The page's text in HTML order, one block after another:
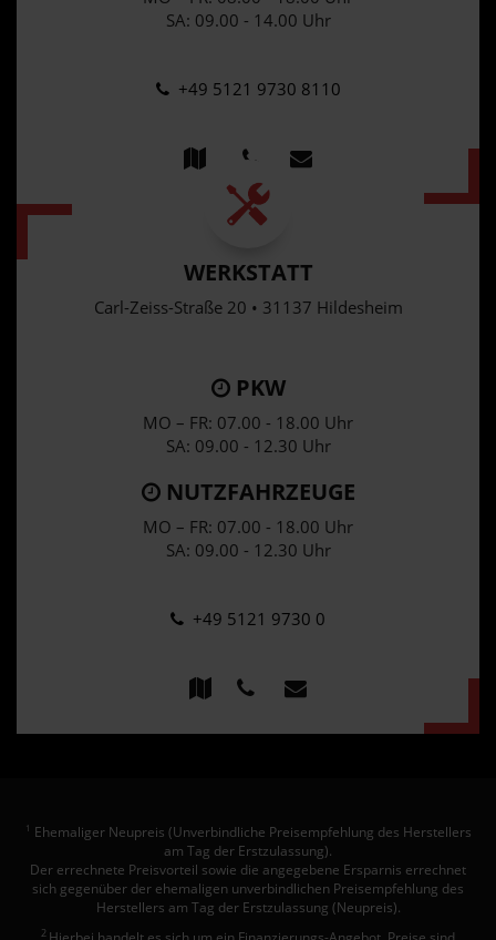
SA: 09.00 - 14.00 Uhr
+49 5121 9730 8110
WERKSTATT
Carl-Zeiss-Straße 20 • 31137 Hildesheim
PKW
MO – FR: 07.00 - 18.00 Uhr
SA: 09.00 - 12.30 Uhr
NUTZFAHRZEUGE
MO – FR: 07.00 - 18.00 Uhr
SA: 09.00 - 12.30 Uhr
+49 5121 9730 0
1 Ehemaliger Neupreis (Unverbindliche Preisempfehlung des Herstellers
am Tag der Erstzulassung).
Der errechnete Preisvorteil sowie die angegebene Ersparnis errechnet
sich gegenüber der ehemaligen unverbindlichen Preisempfehlung des
Herstellers am Tag der Erstzulassung (Neupreis).
2